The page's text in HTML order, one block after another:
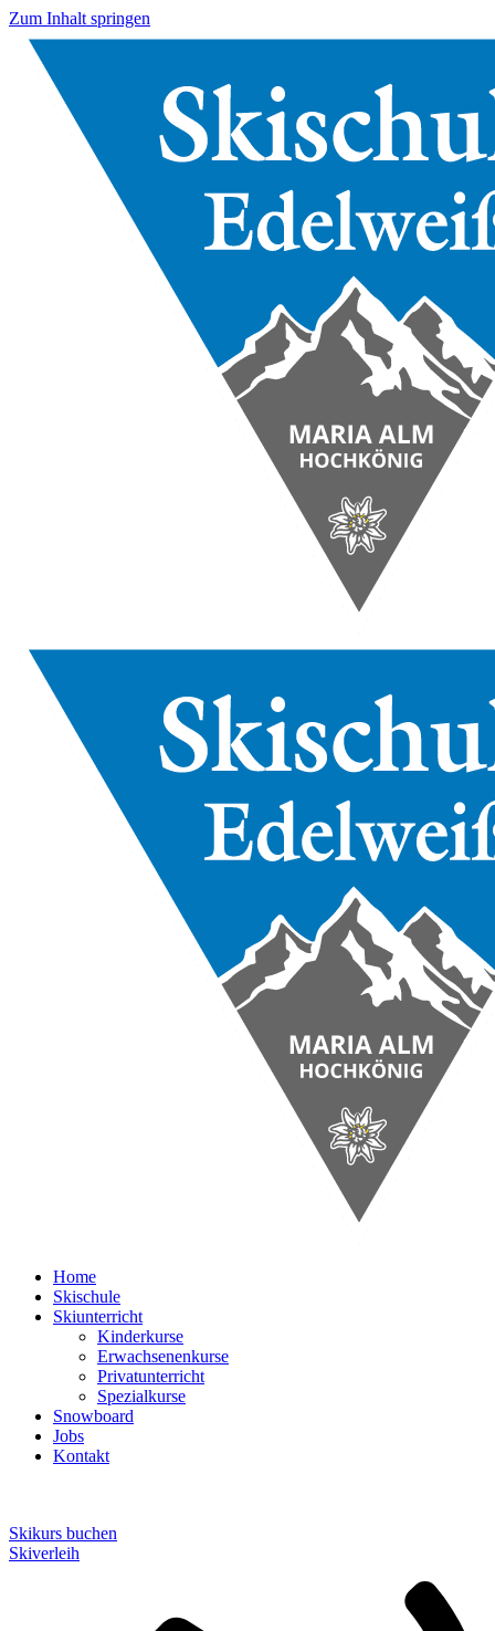
Zum Inhalt springen
Home
Skischule
Skiunterricht
Kinderkurse
Erwachsenenkurse
Privatunterricht
Spezialkurse
Snowboard
Jobs
Kontakt
Skikurs buchen
Skiverleih